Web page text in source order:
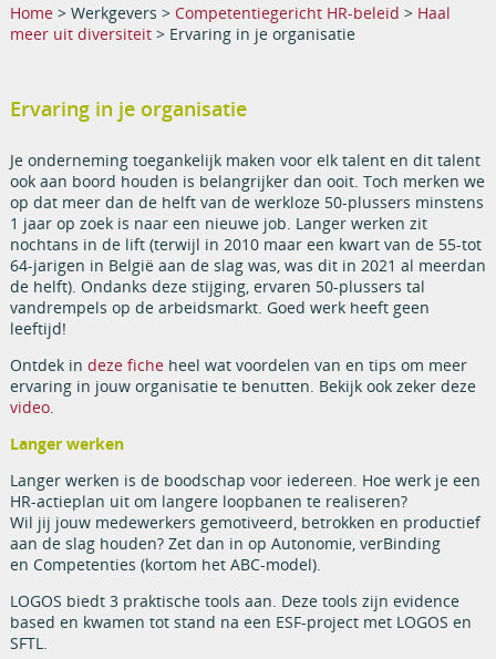
You are here
Home> Werkgevers > Competentiegericht HR-beleid > Haal
meer uit diversiteit> Ervaring in je organisatie
Ervaring in je organisatie
Je onderneming toegankelijk maken voor elk talent en dit talent
ook aan boord houden is belangrijker dan ooit. Toch merken we
op dat meer dan de helft van de werkloze 50-plussers minstens
1 jaar op zoek is naar een nieuwe job. Langer werken zit
nochtans in de lift (terwijl in 2010 maar een kwart van de 55-tot
64-jarigen in België aan de slag was, was dit in 2021 al meerdan
de helft). Ondanks deze stijging, ervaren 50-plussers tal
vandrempels op de arbeidsmarkt. Goed werk heeft geen
leeftijd!
Ontdek in deze ficheheel wat voordelen van en tips om meer
ervaring in jouw organisatie te benutten. Bekijk ook zeker deze
video.
Langer werken
Langer werken is de boodschap voor iedereen. Hoe werk je een
HR-actieplan uit om langere loopbanen te realiseren?
Wil jij jouw medewerkers gemotiveerd, betrokken en productief
aan de slag houden? Zet dan in op Autonomie, verBinding
en Competenties (kortom het ABC-model).
LOGOS biedt 3 praktische tools aan. Deze tools zijn evidence
based en kwamen tot stand na een ESF-project met LOGOS en
SFTL.